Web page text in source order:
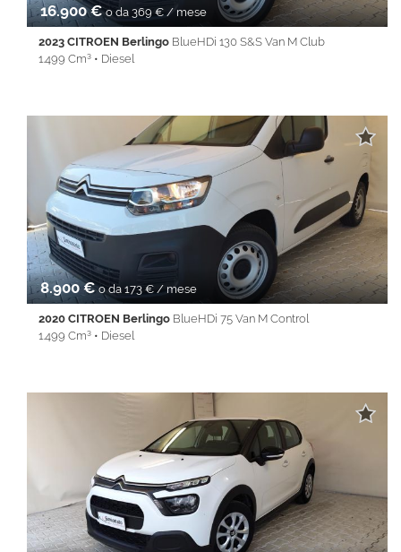
16.900 €o da 369 € / mese
2023 CITROEN Berlingo BlueHDi 130 S&S Van M Club
1.499 Cm³ • Diesel
centralizzata • Climatizzatore • Controllo trazione • Cruise
Control • ESP • Immobilizzatore elettronico • Sensore di luce •
Servosterzo • Specchietti laterali elettrici
8.900 €o da 173 € / mese
2020 CITROEN Berlingo BlueHDi 75 Van M Control
1.499 Cm³ • Diesel